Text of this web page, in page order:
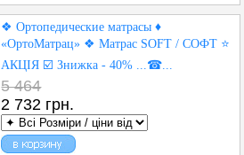
❖ Ортопедические матрасы ♦
«ОртоМатрац» ❖ Матрас SOFT / СОФТ ⭐️
АКЦІЯ ☑️ Знижка - 40% ...☎...
5 464
2 732 грн.